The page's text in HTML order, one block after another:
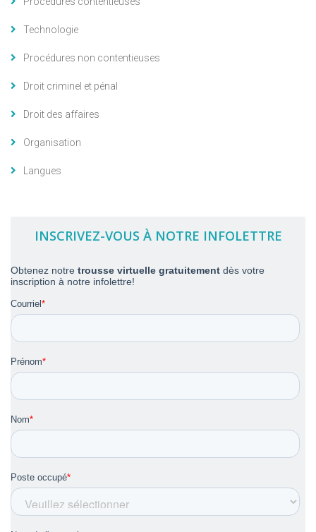
Technologie
Procédures non contentieuses
Droit criminel et pénal
Droit des affaires
Organisation
Langues
INSCRIVEZ-VOUS À NOTRE INFOLETTRE